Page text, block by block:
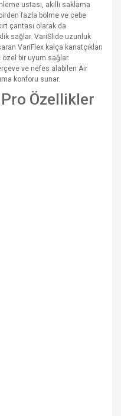
ustası, akıllı saklama
fazla bölme ve cebe
çantası olarak da
sağlar. VariSlide uzunluk
VariFlex kalça kanatçıkları
özel bir uyum sağlar.
ve nefes alabilen Air
konforu sunar.
Özellikler